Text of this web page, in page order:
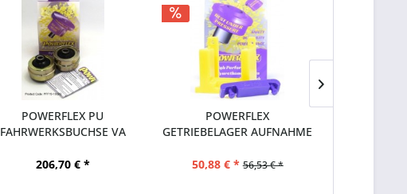
POWERFLEX PU
FAHRWERKSBUCHSE VA
206,70 € *
POWERFLEX
GETRIEBELAGER AUFNAHME
50,88 € * 56,53 € *